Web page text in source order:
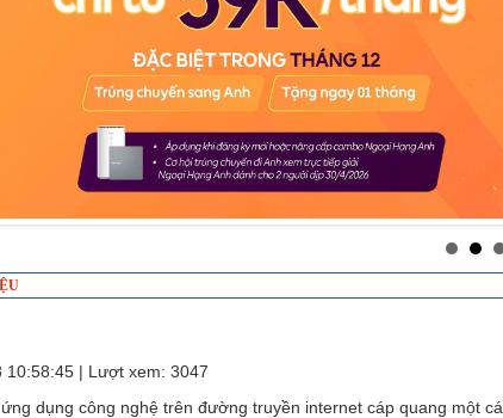
10:58:45 | Lượt xem: 3047
ứng dụng công nghệ trên đường truyền internet cáp quang một